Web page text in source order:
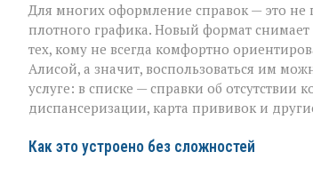
Для многих оформление справок — это
плотного графика. Новый формат снимает
тех, кому не всегда комфортно
Алисой, а значит, воспользоваться им
услуге: в списке — справки об
диспансеризации, карта прививок и
Как это устроено без сложностей